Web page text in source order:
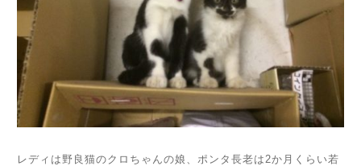
レディは野良猫のクロちゃんの娘、ポンタ長老は2か月くらい若